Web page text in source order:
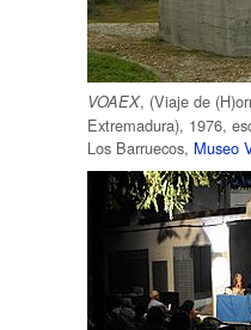
VOAEX, (Viaje de
Extremadura), 1976,
Los Barruecos, Museo